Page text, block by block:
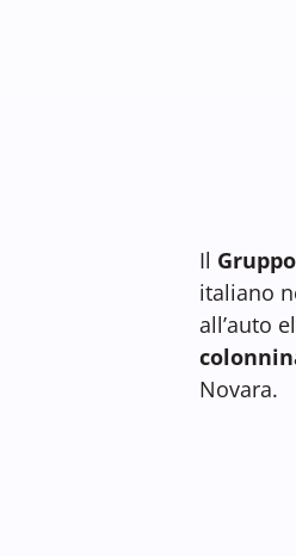
Il
italiano
all’auto
Novara.